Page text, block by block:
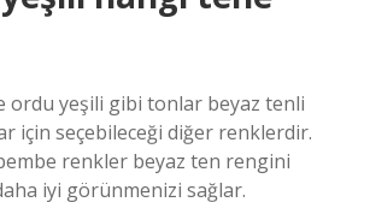
ordu yeşili gibi tonlar beyaz tenli
için seçebileceği diğer renklerdir.
renkler beyaz ten rengini
iyi görünmenizi sağlar.